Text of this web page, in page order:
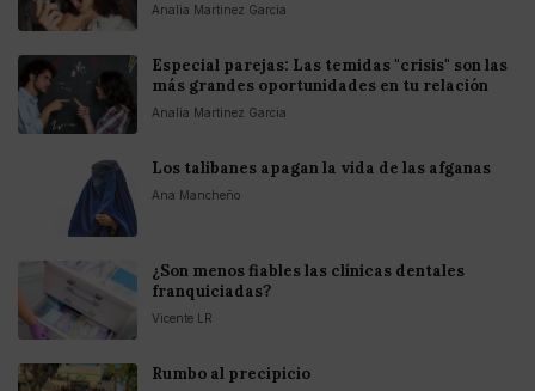
Analia Martinez Garcia
Especial parejas: Las temidas "crisis" son las
más grandes oportunidades en tu relación
Analia Martinez Garcia
Los talibanes apagan la vida de las afganas
Ana Mancheño
¿Son menos fiables las clínicas dentales
franquiciadas?
Vicente LR
Rumbo al precipicio